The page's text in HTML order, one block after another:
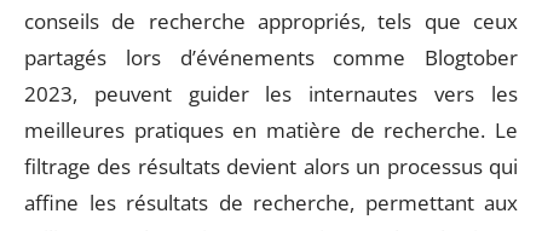
conseils de recherche appropriés, tels que ceux
partagés lors d’événements comme Blogtober
2023, peuvent guider les internautes vers les
meilleures pratiques en matière de recherche. Le
filtrage des résultats devient alors un processus qui
affine les résultats de recherche, permettant aux